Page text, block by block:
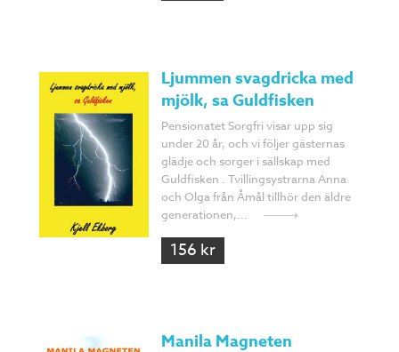
Ljummen svagdricka med
mjölk, sa Guldfisken
Pensionatet Sorgfri visar upp sig
under 20 år, och vi följer gästernas
glädje och sorger i sällskap med
Guldfisken . Tvillingsystrarna Anna
och Olga från Åmål tillhör den äldre
generationen,...
156 kr
Manila Magneten